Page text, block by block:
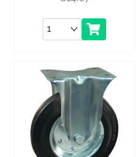
Aantal